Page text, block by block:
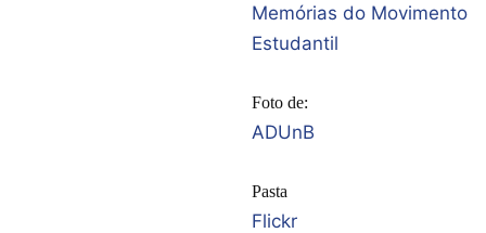
Memórias do Movimento
Estudantil
Foto de:
ADUnB
Pasta
Flickr